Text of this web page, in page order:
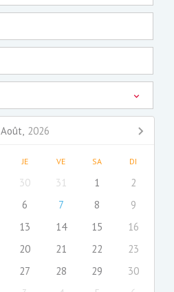
Août, 2026
JE VE SA DI
30 31 1
2
6 7 8
9
13 14 15
16
20 21 22
23
27 28 29
30